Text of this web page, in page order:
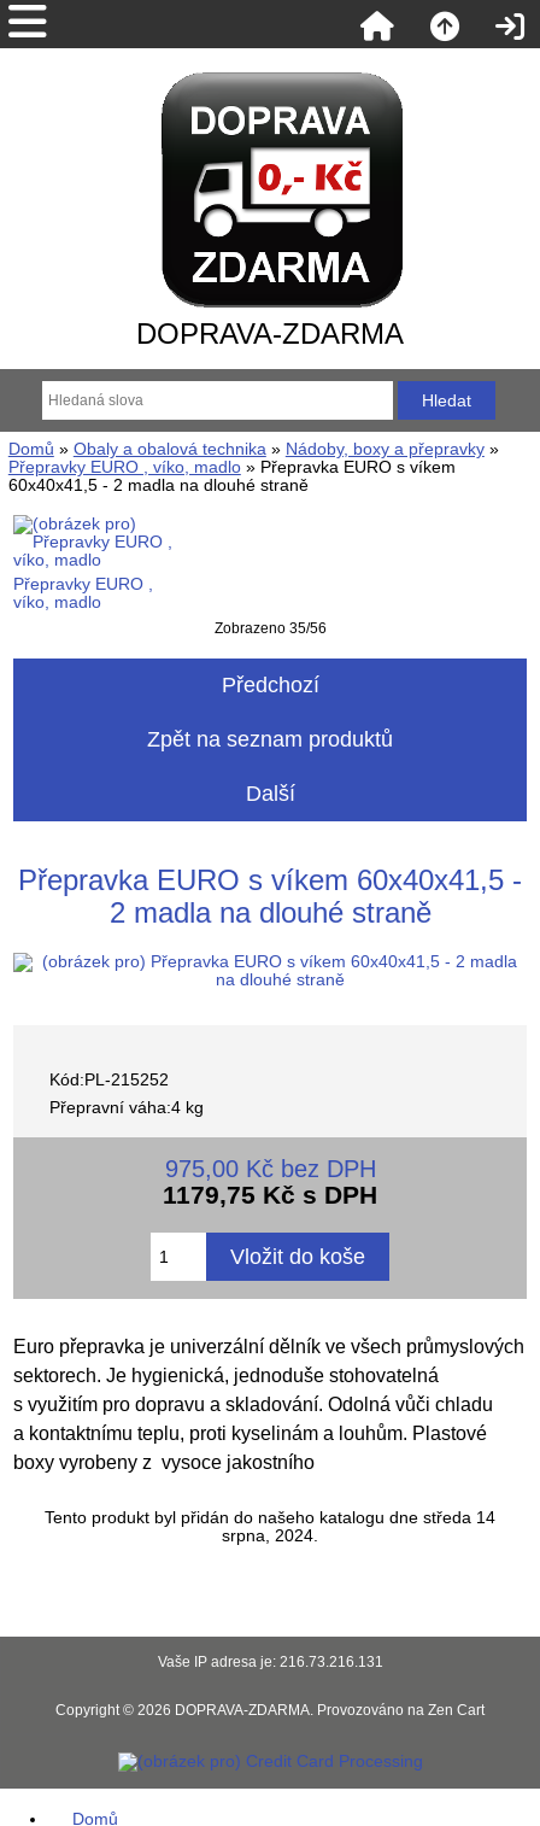
DOPRAVA-ZDARMA
Domů » Obaly a obalová technika » Nádoby, boxy a přepravky»
Přepravky EURO , víko, madlo» Přepravka EURO s víkem
60x40x41,5 - 2 madla na dlouhé straně
Přepravky EURO ,
víko, madlo
Zobrazeno 35/56
Předchozí
Zpět na seznam produktů
Další
Přepravka EURO s víkem 60x40x41,5 -
2 madla na dlouhé straně
Kód:PL-215252
Přepravní váha:4 kg
975,00 Kč bez DPH
1179,75 Kč s DPH
Euro přepravka je univerzální dělník ve všech průmyslových
sektorech. Je hygienická, jednoduše stohovatelná
s využitím pro dopravu a skladování. Odolná vůči chladu
a kontaktnímu teplu, proti kyselinám a louhům. Plastové
boxy vyrobeny z vysoce jakostního
Tento produkt byl přidán do našeho katalogu dne středa 14
srpna, 2024.
Vaše IP adresa je: 216.73.216.131
Copyright © 2026 DOPRAVA-ZDARMA. Provozováno na Zen Cart
Domů